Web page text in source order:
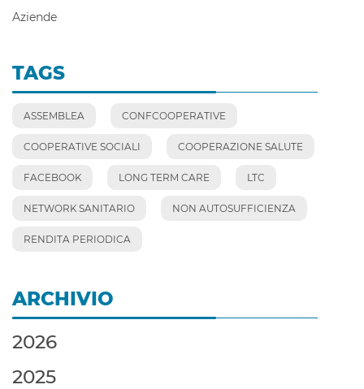
Aziende
TAGS
ASSEMBLEA CONFCOOPERATIVE
COOPERATIVE SOCIALI COOPERAZIONE SALUTE
FACEBOOK LONG TERM CARE LTC
NETWORK SANITARIO NON AUTOSUFFICIENZA
RENDITA PERIODICA
ARCHIVIO
2026
2025